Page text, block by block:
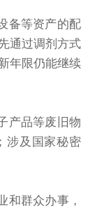
备等资产的配
通过调剂方式
年限仍能继续
产品等废旧物
涉及国家秘密
群众办事，